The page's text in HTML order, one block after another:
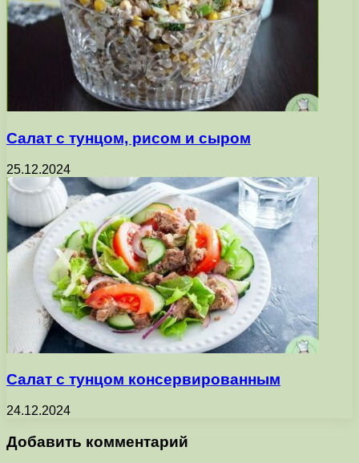
Салат с тунцом, рисом и сыром
25.12.2024
Салат с тунцом консервированным
24.12.2024
Добавить комментарий